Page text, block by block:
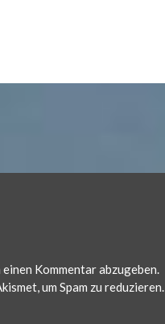
einen Kommentar abzugeben.
um Spam zu reduzieren.